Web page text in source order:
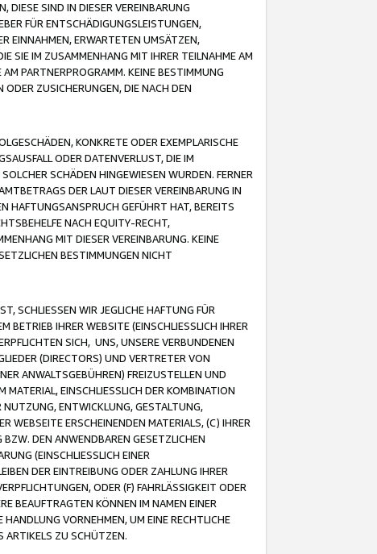
DIESE SIND IN DIESER VEREINBARUNG
FÜR ENTSCHÄDIGUNGSLEISTUNGEN,
EINNAHMEN, ERWARTETEN UMSÄTZEN,
SIE IM ZUSAMMENHANG MIT IHRER TEILNAHME AM
PARTNERPROGRAMM. KEINE BESTIMMUNG
ZUSICHERUNGEN, DIE NACH DEN
KONKRETE ODER EXEMPLARISCHE
ODER DATENVERLUST, DIE IM
SCHÄDEN HINGEWIESEN WURDEN. FERNER
DER LAUT DIESER VEREINBARUNG IN
HAFTUNGSANSPRUCH GEFÜHRT HAT, BEREITS
NACH EQUITY-RECHT,
MIT DIESER VEREINBARUNG. KEINE
BESTIMMUNGEN NICHT
SCHLIESSEN WIR JEGLICHE HAFTUNG FÜR
BETRIEB IHRER WEBSITE (EINSCHLIESSLICH IHRER
SICH, UNS, UNSERE VERBUNDENEN
(DIRECTORS) UND VERTRETER VON
ANWALTSGEBÜHREN) FREIZUSTELLEN UND
EINSCHLIESSLICH DER KOMBINATION
NUTZUNG, ENTWICKLUNG, GESTALTUNG,
WEBSEITE ERSCHEINENDEN MATERIALS, (C) IHRER
DEN ANWENDBAREN GESETZLICHEN
(EINSCHLIESSLICH EINER
DER EINTREIBUNG ODER ZAHLUNG IHRER
ODER (F) FAHRLÄSSIGKEIT ODER
BEAUFTRAGTEN KÖNNEN IM NAMEN EINER
VORNEHMEN, UM EINE RECHTLICHE
ARTIKELS ZU SCHÜTZEN.